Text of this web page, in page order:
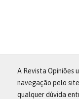
A Revista Opiniões
navegação pelo
qualquer dúvida